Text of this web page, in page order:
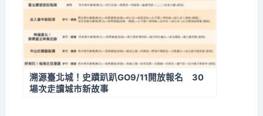
溯源臺北城！史蹟趴趴GO9/11開放報名 30
場次走讀城市新故事